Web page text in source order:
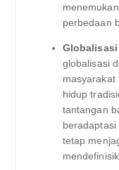
perbedaan
globalisasi
hidup
tantangan
tetap